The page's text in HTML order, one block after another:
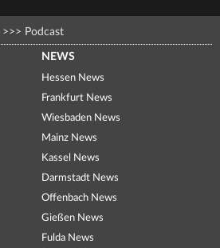
>>> Podcast
NEWS
Hessen News
Frankfurt News
Wiesbaden News
Mainz News
Kassel News
Darmstadt News
Offenbach News
Gießen News
Fulda News